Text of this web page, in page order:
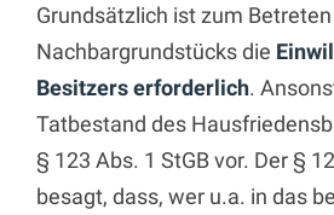
Grundsätzlich ist zum
Nachbargrundstücks die
Besitzers erforderlich.
Tatbestand des
§ 123 Abs. 1 StGB vor. Der §
besagt, dass, wer u.a. in das